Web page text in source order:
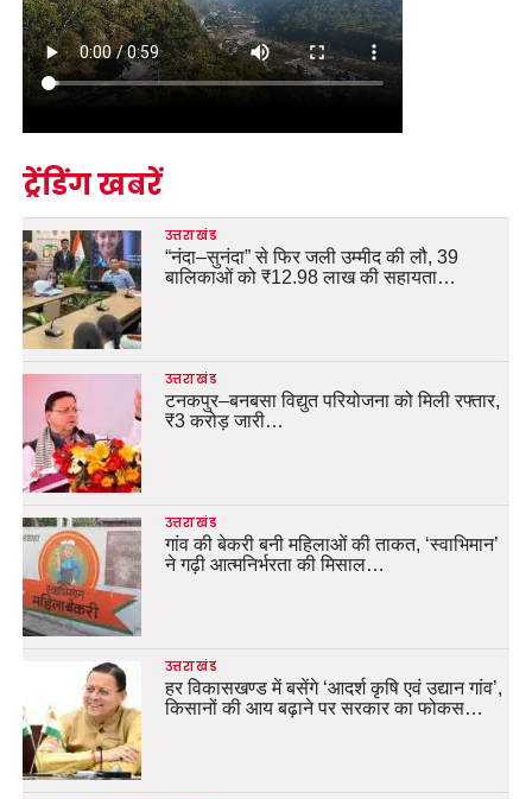
ट्रेंडिंग खबरें
उत्तराखंड
“नंदा–सुनंदा” से फिर जली उम्मीद की लौ, 39
बालिकाओं को ₹12.98 लाख की सहायता…
उत्तराखंड
टनकपुर–बनबसा विद्युत परियोजना को मिली रफ्तार,
₹3 करोड़ जारी…
उत्तराखंड
गांव की बेकरी बनी महिलाओं की ताकत, ‘स्वाभिमान’
ने गढ़ी आत्मनिर्भरता की मिसाल…
उत्तराखंड
हर विकासखण्ड में बसेंगे ‘आदर्श कृषि एवं उद्यान गांव’,
किसानों की आय बढ़ाने पर सरकार का फोकस…